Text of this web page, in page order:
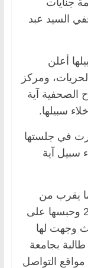
السيد عبد
أعلن
ومركز
آية
سبيلها.
في جلستها
إخلاء سبيل آية
ما يقرب من
عام من القبض عليها في مارس 2019 وحبسها على
رقم 533 لسنة 2019 حيث وجهت لها
بجامعة
التواصل